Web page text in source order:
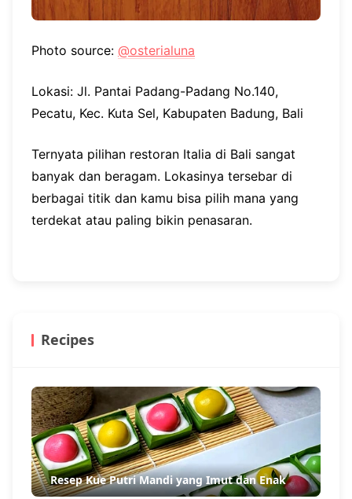
Photo source: @osterialuna
Lokasi: Jl. Pantai Padang-Padang No.140,
Pecatu, Kec. Kuta Sel, Kabupaten Badung, Bali
Ternyata pilihan restoran Italia di Bali sangat
banyak dan beragam. Lokasinya tersebar di
berbagai titik dan kamu bisa pilih mana yang
terdekat atau paling bikin penasaran.
Recipes
Resep Kue Putri Mandi yang Imut dan Enak